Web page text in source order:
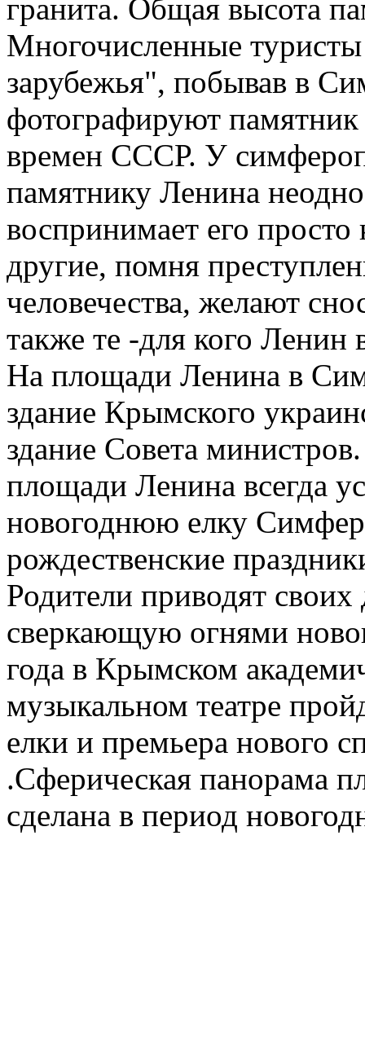
гранита. Общая высота
Многочисленные
зарубежья", побывав в
фотографируют
времен СССР. У
памятнику Ленина
воспринимает его просто
другие, помня
человечества, желают
также те -для кого Ленин
На площади Ленина в
здание Крымского
здание Совета
площади Ленина всегда
новогоднюю елку
рождественские
Родители приводят своих
сверкающую огнями
года в Крымском
музыкальном театре
елки и премьера нового
.Сферическая панорама
сделана в период